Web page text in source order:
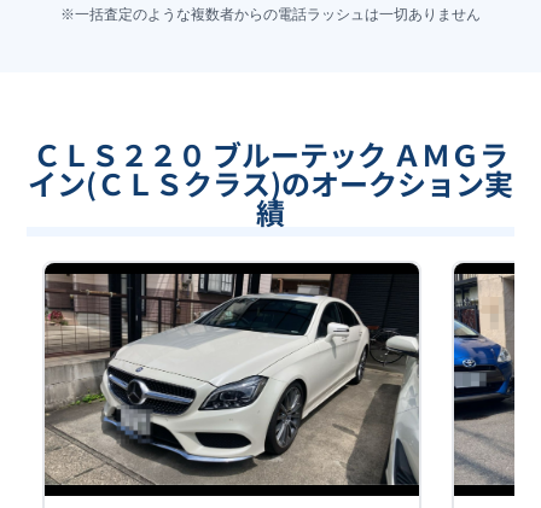
※一括査定のような複数者からの電話ラッシュは一切ありません
ＣＬＳ２２０ ブルーテック ＡＭＧラ
イン(ＣＬＳクラス)のオークション実
績